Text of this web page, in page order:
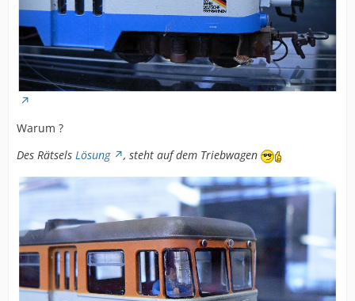
Warum ?
Des Rätsels Lösung , steht auf dem Triebwagen